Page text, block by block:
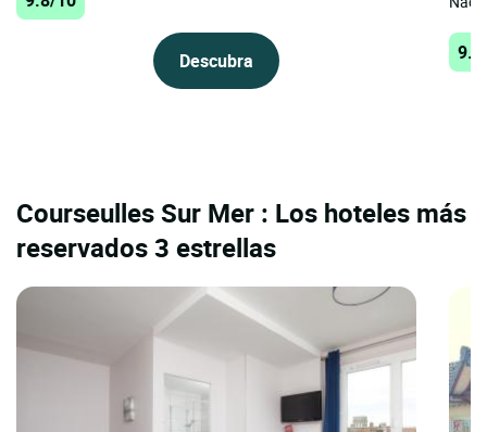
Descubra
Courseulles Sur Mer : Los hoteles más
reservados 3 estrellas